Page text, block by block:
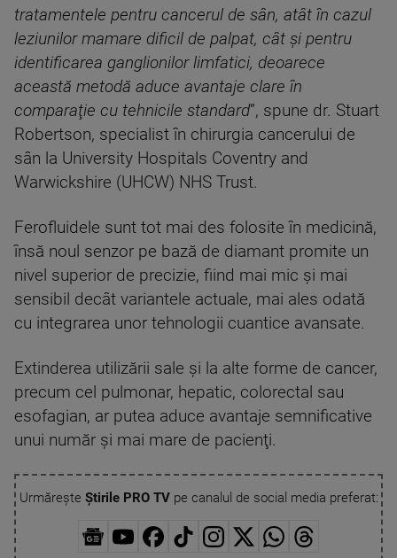
tratamentele pentru cancerul de sân, atât în cazul
leziunilor mamare dificil de palpat, cât şi pentru
identificarea ganglionilor limfatici, deoarece
această metodă aduce avantaje clare în
comparaţie cu tehnicile standard”, spune dr. Stuart
Robertson, specialist în chirurgia cancerului de
sân la University Hospitals Coventry and
Warwickshire (UHCW) NHS Trust.
Ferofluidele sunt tot mai des folosite în medicină,
însă noul senzor pe bază de diamant promite un
nivel superior de precizie, fiind mai mic şi mai
sensibil decât variantele actuale, mai ales odată
cu integrarea unor tehnologii cuantice avansate.
Extinderea utilizării sale şi la alte forme de cancer,
precum cel pulmonar, hepatic, colorectal sau
esofagian, ar putea aduce avantaje semnificative
unui număr şi mai mare de pacienţi.
Urmărește Știrile PRO TVpe canalul de social media preferat: